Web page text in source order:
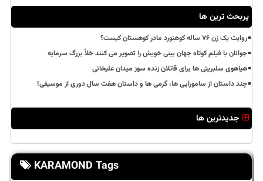
پربحث ترین ها
روایت یک زن ۷۶ ساله کوهنورد مادر کوهستان کیست؟
جوانان با فیلم کوتاه جهان بینی خویش را تصویر می کنند خلأ بزرگ سرمایه
هیاهوی سلبریتی ها برای قاتلان زنده سوز میدان علیخانی
چند داستان از سامورایی ها، گرمی ها و داستان هفت سال دوری از موسیقی!
جدیدترین ها
KARAMOND Tags